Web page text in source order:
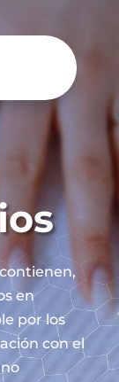
en
por los
con el